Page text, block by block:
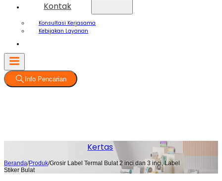
Kontak
Konsultasi Kerjasama
Kebijakan Layanan
Info Pencarian
Kertas
Beranda/Produk/Grosir Label Termal Bulat 2 inci dan 3 inci, Label
Stiker Bulat